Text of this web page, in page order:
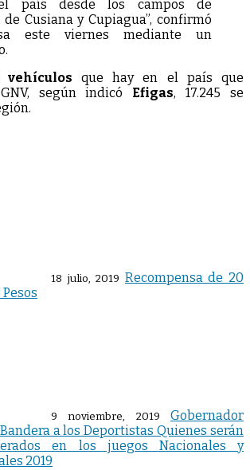
país desde los campos de
Cusiana y Cupiagua”, confirmó
este viernes mediante un
vehículos que hay en el país que
según indicó Efigas, 17.245 se
18 julio, 2019 Recompensa de 20
9 noviembre, 2019
Gobernador
a los Deportistas Quienes serán
en los juegos Nacionales y
2019